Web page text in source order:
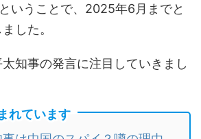
いうことで、2025年6月までと
した。
知事の発言に注目していきまし
れています